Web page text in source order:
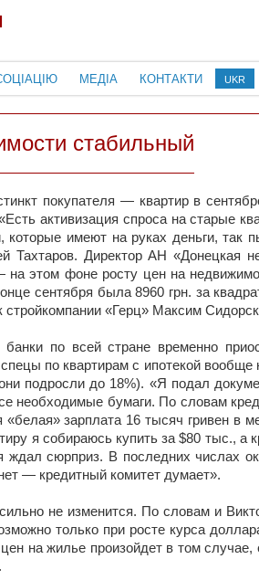
МЕДІА КОНТАКТИ UKR
стабильный
покупателя — квартир в
активизация спроса на старые
имеют на руках деньги, так
Тахтаров. Директор АН «Донецкая
этом фоне росту цен на
сентября была 8960 грн. за
стройкомпании «Герц» Максим
по всей стране временно
по квартирам с ипотекой
подросли до 18%). «Я подал
необходимые бумаги. По словам
зарплата 16 тысяч гривен в
я собираюсь купить за $80 тыс.,
сюрприз. В последних числах
— кредитный комитет думает».
не изменится. По словам и
только при росте курса
на жилье произойдет в том